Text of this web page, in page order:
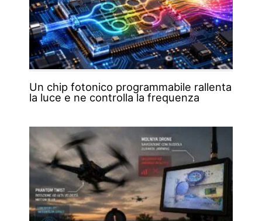
Un chip fotonico programmabile rallenta
la luce e ne controlla la frequenza